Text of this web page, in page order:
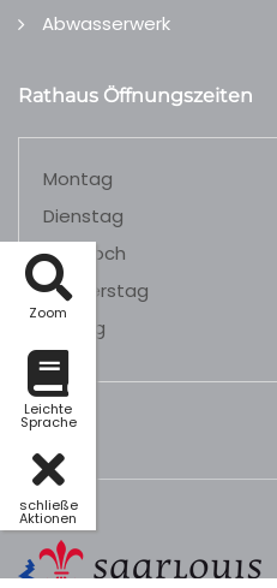
Zoom
Leichte
Sprache
schließe
Aktionen
Abwasserwerk
Rathaus Öffnungszeiten
Montag
Dienstag
Mittwoch
Donnerstag
Freitag